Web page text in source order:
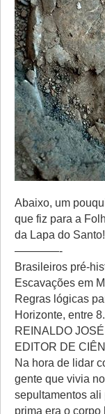
Abaixo, um
que fiz para a
da Lapa do Santo!
————-
Brasileiros pré-
Escavações em
Regras lógicas
Horizonte, entre
REINALDO
EDITOR DE
Na hora de lidar
gente que vivia
sepultamentos ali
prima era o corpo